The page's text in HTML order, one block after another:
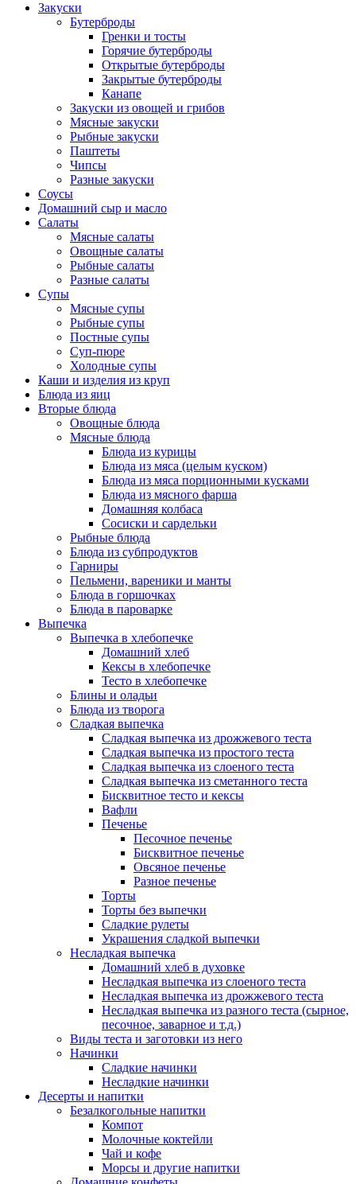
Закуски
Бутерброды
Гренки и тосты
Горячие бутерброды
Открытые бутерброды
Закрытые бутерброды
Канапе
Закуски из овощей и грибов
Мясные закуски
Рыбные закуски
Паштеты
Чипсы
Разные закуски
Соусы
Домашний сыр и масло
Салаты
Мясные салаты
Овощные салаты
Рыбные салаты
Разные салаты
Супы
Мясные супы
Рыбные супы
Постные супы
Суп-пюре
Холодные супы
Каши и изделия из круп
Блюда из яиц
Вторые блюда
Овощные блюда
Мясные блюда
Блюда из курицы
Блюда из мяса (целым куском)
Блюда из мяса порционными кусками
Блюда из мясного фарша
Домашняя колбаса
Сосиски и сардельки
Рыбные блюда
Блюда из субпродуктов
Гарниры
Пельмени, вареники и манты
Блюда в горшочках
Блюда в пароварке
Выпечка
Выпечка в хлебопечке
Домашний хлеб
Кексы в хлебопечке
Тесто в хлебопечке
Блины и оладьи
Блюда из творога
Сладкая выпечка
Сладкая выпечка из дрожжевого теста
Сладкая выпечка из простого теста
Сладкая выпечка из слоеного теста
Сладкая выпечка из сметанного теста
Бисквитное тесто и кексы
Вафли
Печенье
Песочное печенье
Бисквитное печенье
Овсяное печенье
Разное печенье
Торты
Торты без выпечки
Сладкие рулеты
Украшения сладкой выпечки
Несладкая выпечка
Домашний хлеб в духовке
Несладкая выпечка из слоеного теста
Несладкая выпечка из дрожжевого теста
Несладкая выпечка из разного теста (сырное,
песочное, заварное и т.д.)
Виды теста и заготовки из него
Начинки
Сладкие начинки
Несладкие начинки
Десерты и напитки
Безалкогольные напитки
Компот
Молочные коктейли
Чай и кофе
Морсы и другие напитки